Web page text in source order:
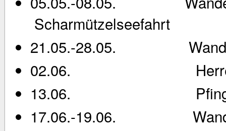
Scharmützelseefahrt
21.05.-28.05.
02.06.
13.06.
17.06.-19.06.